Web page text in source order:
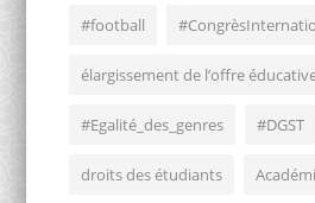
#football
élargissement de l’offre
#Egalité_des_genres #DGST
droits des étudiants